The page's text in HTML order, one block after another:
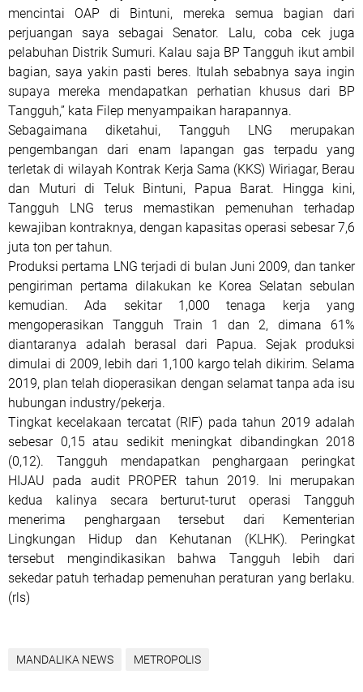
mencintai OAP di Bintuni, mereka semua bagian dari
perjuangan saya sebagai Senator. Lalu, coba cek juga
pelabuhan Distrik Sumuri. Kalau saja BP Tangguh ikut ambil
bagian, saya yakin pasti beres. Itulah sebabnya saya ingin
supaya mereka mendapatkan perhatian khusus dari BP
Tangguh,” kata Filep menyampaikan harapannya.
Sebagaimana diketahui, Tangguh LNG merupakan
pengembangan dari enam lapangan gas terpadu yang
terletak di wilayah Kontrak Kerja Sama (KKS) Wiriagar, Berau
dan Muturi di Teluk Bintuni, Papua Barat. Hingga kini,
Tangguh LNG terus memastikan pemenuhan terhadap
kewajiban kontraknya, dengan kapasitas operasi sebesar 7,6
juta ton per tahun.
Produksi pertama LNG terjadi di bulan Juni 2009, dan tanker
pengiriman pertama dilakukan ke Korea Selatan sebulan
kemudian. Ada sekitar 1,000 tenaga kerja yang
mengoperasikan Tangguh Train 1 dan 2, dimana 61%
diantaranya adalah berasal dari Papua. Sejak produksi
dimulai di 2009, lebih dari 1,100 kargo telah dikirim. Selama
2019, plan telah dioperasikan dengan selamat tanpa ada isu
hubungan industry/pekerja.
Tingkat kecelakaan tercatat (RIF) pada tahun 2019 adalah
sebesar 0,15 atau sedikit meningkat dibandingkan 2018
(0,12). Tangguh mendapatkan penghargaan peringkat
HIJAU pada audit PROPER tahun 2019. Ini merupakan
kedua kalinya secara berturut-turut operasi Tangguh
menerima penghargaan tersebut dari Kementerian
Lingkungan Hidup dan Kehutanan (KLHK). Peringkat
tersebut mengindikasikan bahwa Tangguh lebih dari
sekedar patuh terhadap pemenuhan peraturan yang berlaku.
(rls)
MANDALIKA NEWS METROPOLIS